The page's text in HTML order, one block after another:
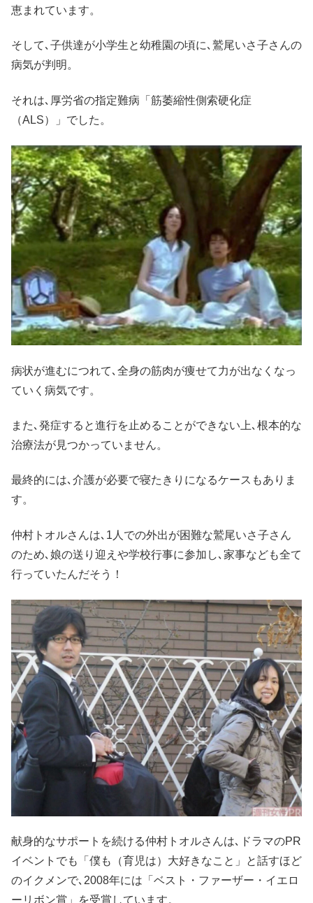
恵まれています。
そして､子供達が小学生と幼稚園の頃に､鷲尾いさ子さんの
病気が判明。
それは､厚労省の指定難病「筋萎縮性側索硬化症
（ALS）」でした。
病状が進むにつれて､全身の筋肉が痩せて力が出なくなっ
ていく病気です。
また､発症すると進行を止めることができない上､根本的な
治療法が見つかっていません。
最終的には､介護が必要で寝たきりになるケースもありま
す。
仲村トオルさんは､1人での外出が困難な鷲尾いさ子さん
のため､娘の送り迎えや学校行事に参加し､家事なども全て
行っていたんだそう！
献身的なサポートを続ける仲村トオルさんは､ドラマのPR
イベントでも「僕も（育児は）大好きなこと」と話すほど
のイクメンで､2008年には「ベスト・ファーザー・イエロ
ーリボン賞」を受賞しています。